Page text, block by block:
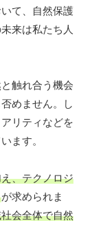
て、自然保護
来は私たち人
触れ合う機会
めません。し
リティなどを
ます。
、テクノロジ
が求められま
会全体で自然